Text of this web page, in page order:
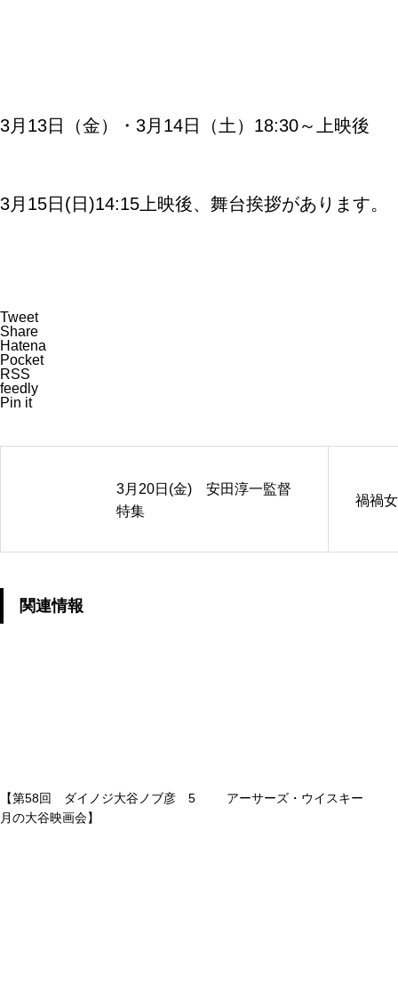
3月13日（金）・3月14日（土）18:30～上映後
3月15日(日)14:15上映後、舞台挨拶があります。
Tweet
Share
Hatena
Pocket
RSS
feedly
Pin it
3月20日(金) 安田淳一監督
特集
禍禍女
関連情報
【第58回 ダイノジ大谷ノブ彦 5
月の大谷映画会】
アーサーズ・ウイスキー